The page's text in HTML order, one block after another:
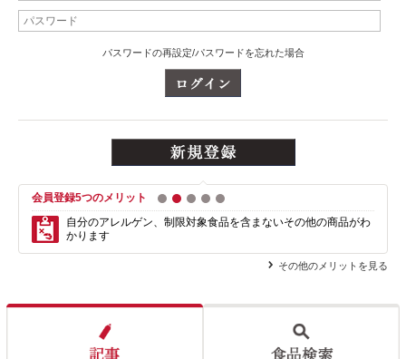
パスワードの再設定/パスワードを忘れた場合
会員登録5つのメリット 1 2 3 4
自分のアレルゲン、制限対象食品を含まないその他の商品がわ
かります
その他のメリットを見る